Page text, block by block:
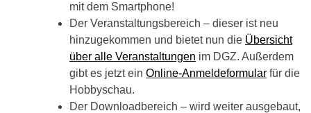
mit dem Smartphone!
Der Veranstaltungsbereich – dieser ist neu
hinzugekommen und bietet nun die Übersicht
über alle Veranstaltungen im DGZ. Außerdem
gibt es jetzt ein Online-Anmeldeformular für die
Hobbyschau.
Der Downloadbereich – wird weiter ausgebaut,